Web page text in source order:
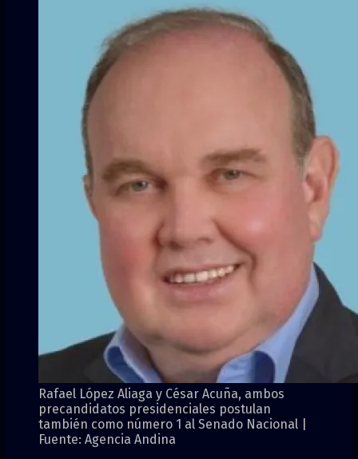
Rafael López Aliaga y César Acuña, ambos
precandidatos presidenciales postulan
también como número 1 al Senado Nacional |
Fuente: Agencia Andina